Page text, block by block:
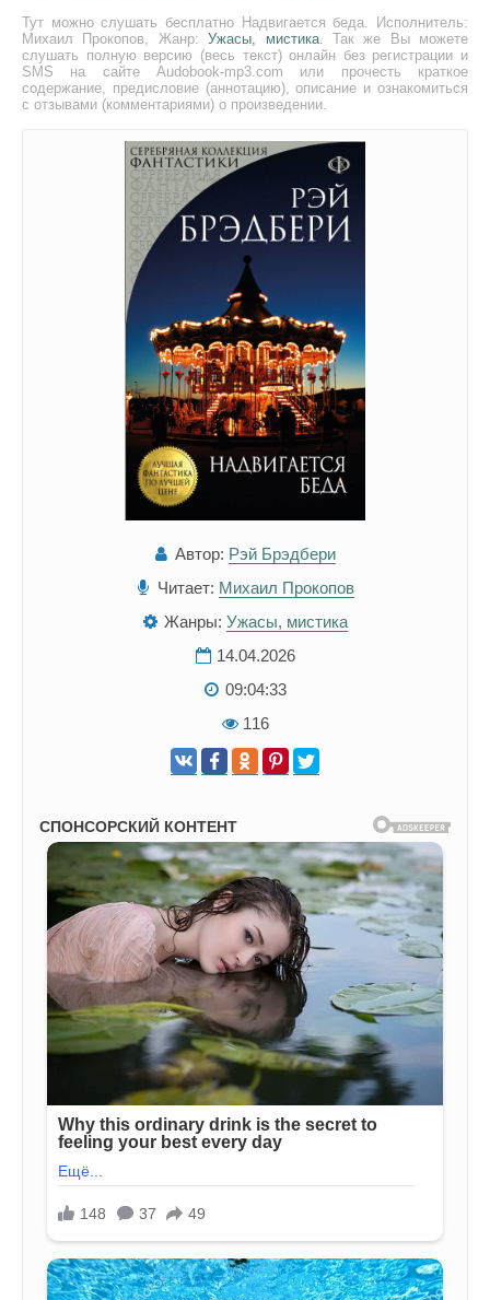
Тут можно слушать бесплатно Надвигается беда. Исполнитель:
Михаил Прокопов, Жанр:Ужасы, мистика. Так же Вы можете
слушать полную версию (весь текст) онлайн без регистрации и
SMS на сайте Audobook-mp3.com или прочесть краткое
содержание, предисловие (аннотацию), описание и ознакомиться
с отзывами (комментариями) о произведении.
Автор: Рэй Брэдбери
Читает: Михаил Прокопов
Жанры: Ужасы, мистика
14.04.2026
09:04:33
116